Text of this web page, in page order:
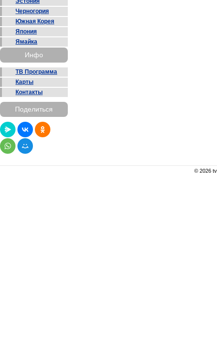
Черногория
Южная Корея
Япония
Ямайка
Инфо
ТВ Программа
Карты
Контакты
Поделиться
© 2026